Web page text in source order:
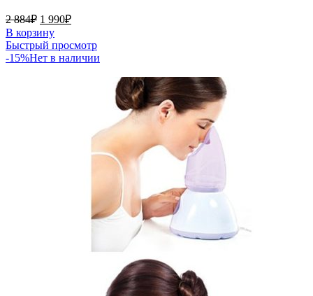
2 884₽ 1 990₽
В корзину
Быстрый просмотр
-15%Нет в наличии